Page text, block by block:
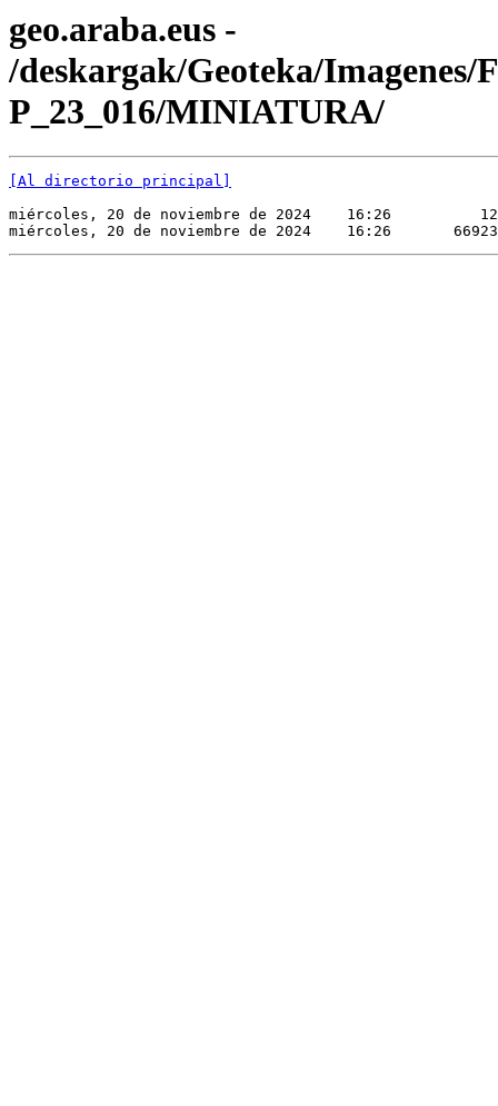
geo.araba.eus -
/deskargak/Geoteka/Imagenes/
P_23_016/MINIATURA/
[Al directorio principal]
miércoles, 20 de noviembre de 2024    16:26
miércoles, 20 de noviembre de 2024    16:26